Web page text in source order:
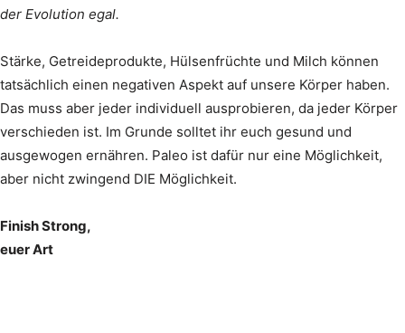
der Evolution egal.
Stärke, Getreideprodukte, Hülsenfrüchte und Milch können
tatsächlich einen negativen Aspekt auf unsere Körper haben.
Das muss aber jeder individuell ausprobieren, da jeder Körper
verschieden ist. Im Grunde solltet ihr euch gesund und
ausgewogen ernähren. Paleo ist dafür nur eine Möglichkeit,
aber nicht zwingend DIE Möglichkeit.
Finish Strong,
euer Art